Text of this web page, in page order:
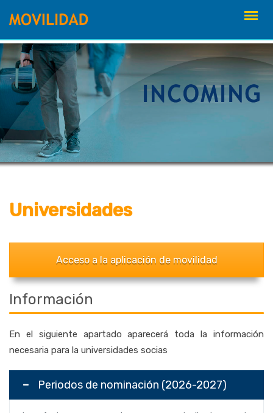
contenido
Universidades
Acceso a la aplicación de movilidad
Información
En el siguiente apartado aparecerá toda la información
necesaria para la universidades socias
Periodos de nominación (2026-2027)